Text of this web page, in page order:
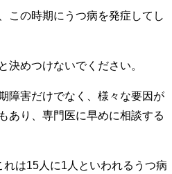
この時期にうつ病を発症してし
めつけないでください。
障害だけでなく、様々な要因が
あり、専門医に早めに相談する
は15人に1人といわれるうつ病